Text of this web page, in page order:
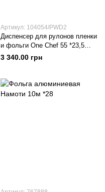
Артикул: 104054/PWD2
Диспенсер для рулонов пленки
и фольги One Chef 55 *23,5
h20,5 Поликарбонат
3 340.00 грн